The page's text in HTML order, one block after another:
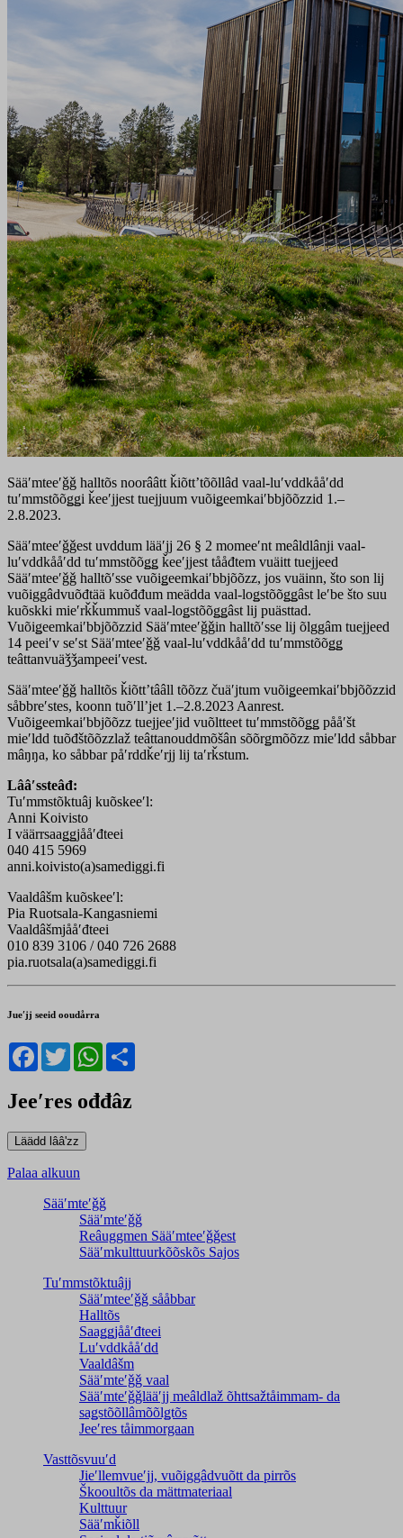
Sääʹmteeʹǧǧ halltõs noorââtt ǩiõttʼtõõllâd vaal-luʹvddkååʹdd
tuʹmmstõõǥǥi ǩeeʹjjest tuejjuum vuõiǥeemkaiʹbbjõõzzid 1.–
2.8.2023.
Sääʹmteeʹǧǧest uvddum lääʹjj 26 § 2 momeeʹnt meâldlânji vaal-
luʹvddkååʹdd tuʹmmstõõǥǥ ǩeeʹjjest tååđtem vuäitt tuejjeed
Sääʹmteeʹǧǧ halltõʹsse vuõiǥeemkaiʹbbjõõzz, jos vuäinn, što son lij
vuõiggâdvuõđtää kuõđđum meädda vaal-loǥstõõǥǥâst leʹbe što suu
kuõskki mieʹrǩǩummuš vaal-loǥstõõǥǥâst lij puästtad.
Vuõiǥeemkaiʹbbjõõzzid Sääʹmteeʹǧǧin halltõʹsse lij õlggâm tuejjeed
14 peeiʹv seʹst Sääʹmteeʹǧǧ vaal-luʹvddkååʹdd tuʹmmstõõǥǥ
teâttanvuäǯǯampeeiʹvest.
Sääʹmteeʹǧǧ halltõs ǩiõttʼtââll tõõzz čuäʹjtum vuõiǥeemkaiʹbbjõõzzid
såbbreʹstes, koonn tuõʹllʼjet 1.–2.8.2023 Aanrest.
Vuõiǥeemkaiʹbbjõõzz tuejjeeʹjid vuõltteet tuʹmmstõõǥǥ pååʹšt
mieʹldd tuõđštõõzzlaž teâttanouddmõšân sõõrǥmõõzz mieʹldd såbbar
mâŋŋa, ko såbbar påʹrddǩeʹrjj lij taʹrǩstum.
Lââʹssteâđ:
Tuʹmmstõktuâj kuõskeeʹl:
Anni Koivisto
I väärrsaaǥǥjååʹđteei
040 415 5969
anni.koivisto(a)samediggi.fi
Vaaldâšm kuõskeeʹl:
Pia Ruotsala-Kangasniemi
Vaaldâšmjååʹđteei
010 839 3106 / 040 726 2688
pia.ruotsala(a)samediggi.fi
Jueʹjj seeid ooudårra
Facebook
TwitterWhatsApp
Jeeʹres ođđâz
Palaa alkuun
Sääʹmteʹǧǧ
Sääʹmteʹǧǧ
Reâuggmen Sääʹmteeʹǧǧest
Sääʹmkulttuurkõõskõs Sajos
Tuʹmmstõktuâjj
Sääʹmteeʹǧǧ sååbbar
Halltõs
Saaǥǥjååʹđteei
Luʹvddkååʹdd
Vaaldâšm
Sääʹmteʹǧǧ vaal
Sääʹmteʹǧǧlääʹjj meâldlaž õhttsažtåimmam- da
saǥstõõllâmõõlǥtõs
Jeeʹres tåimmorgaan
Vasttõsvuuʹd
Jieʹllemvueʹjj, vuõiggâdvuõtt da pirrõs
Škooultõs da mättmateriaal
Kulttuur
Sääʹmǩiõll